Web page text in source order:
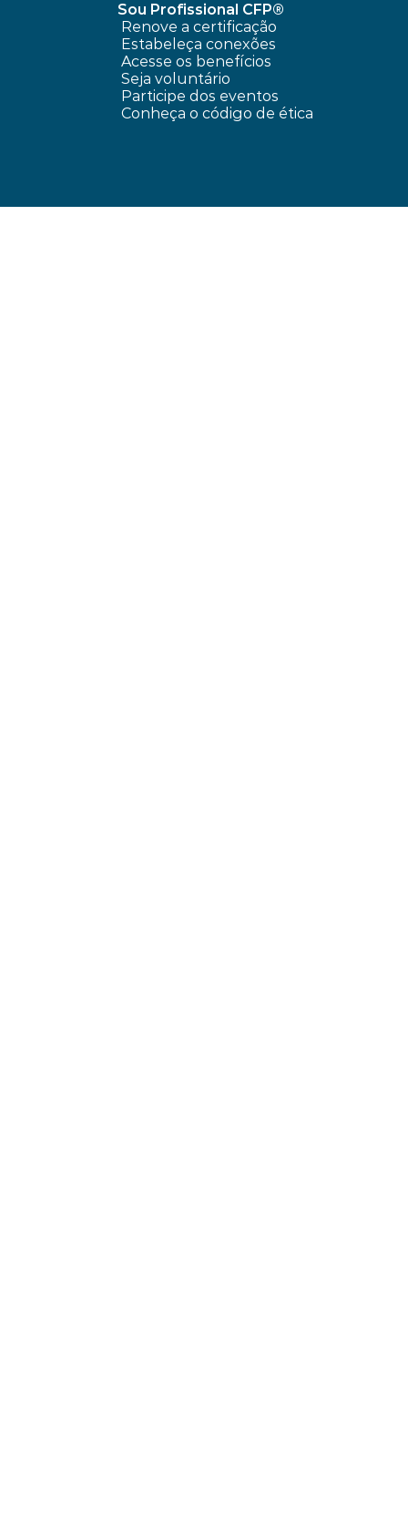
Sou Profissional CFP®
Renove a certificação
Estabeleça conexões
Acesse os benefícios
Seja voluntário
Participe dos eventos
Conheça o código de ética